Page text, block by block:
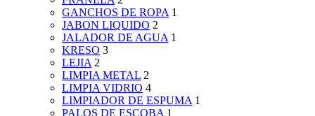
GANCHOS DE ROPA 1
JABON LIQUIDO 2
JALADOR DE AGUA 1
KRESO 3
LEJIA 2
LIMPIA METAL 2
LIMPIA VIDRIO 4
LIMPIADOR DE ESPUMA 1
PALOS DE ESCOBA 1